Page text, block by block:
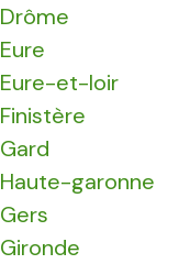
Drôme
Eure
Eure-et-loir
Finistère
Gard
Haute-garonne
Gers
Gironde